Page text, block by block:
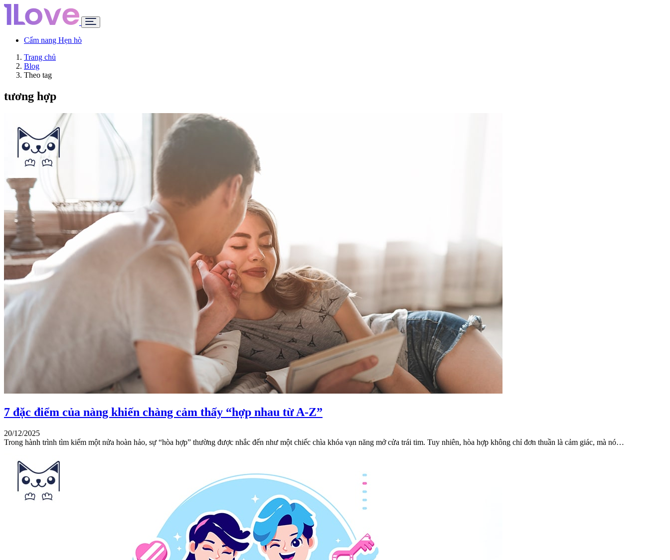
Cẩm nang Hẹn hò
Trang chủ
Blog
Theo tag
tương hợp
7 đặc điểm của nàng khiến chàng cảm thấy “hợp nhau từ A-Z”
20/12/2025
Trong hành trình tìm kiếm một nửa hoàn hảo, sự “hòa hợp” thường được nhắc đến như một chiếc chìa khóa vạn năng mở cửa trái tim. Tuy nhiên, hòa hợp không chỉ đơn thuần là cảm giác, mà nó…